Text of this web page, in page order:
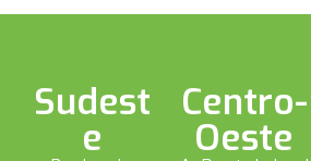
Sudest
e
Centro-
Oeste